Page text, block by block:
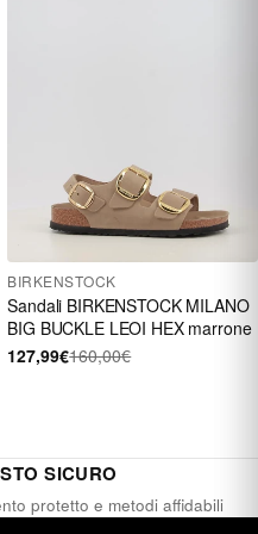
BIRKENSTOCK
Sandali BIRKENSTOCK MILANO
BIG BUCKLE LEOI HEX marrone
127,99€160,00€
SICURO
protetto e metodi affidabili